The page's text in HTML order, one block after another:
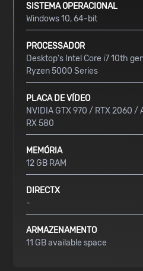
SISTEMA OPERACIONAL
Windows 10, 64-bit
PROCESSADOR
Desktop's Intel Core i7 10th
Ryzen 5000 Series
PLACA DE VÍDEO
NVIDIA GTX 970 / RTX 2060 /
RX 580
MEMÓRIA
12 GB RAM
DIRECTX
-
ARMAZENAMENTO
11 GB available space